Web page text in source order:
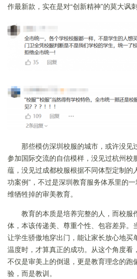
作最新款，实在是对“创新精神”的莫大讽刺
那些模仿深圳校服的城市，或许没见
参加国际交流的自信模样，没见过杭州校
蕴，没见过成都校服根据不同体型定制的
功案例”，不过是深圳教育服务体系里的
维牺牲掉的审美教育。
教育的本质是培养完整的人，而校服
体，本该传递美、尊重个性、包容差异。
让学生骄傲地穿出门，能让家长放心地买
温度时，才算真正的成功。从这个角度看
不仅是审美上的倒退，更是教育理念的跑
验，而是教训。